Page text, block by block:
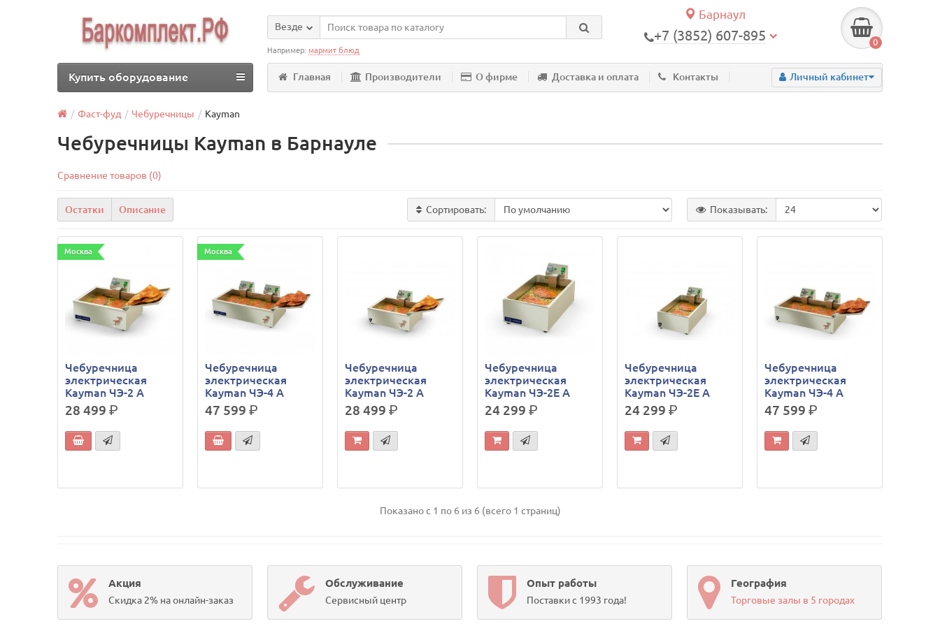
Барнаул
+7 (3852) 607-895 0
Везде
Например:мармит блюд
Главная Производители О фирме Доставка и оплата Контакты Личный кабинет
Купить оборудование
Фаст-фуд Чебуречницы Kayman
Чебуречницы Kayman в Барнауле
Сравнение товаров (0)
Остатки Описание Сортировать: Показывать:
Москва
Чебуречница
электрическая
Kayman ЧЭ-2 А
28 499р.
Москва
Чебуречница
электрическая
Kayman ЧЭ-4 А
47 599р.
Чебуречница
электрическая
Kayman ЧЭ-2 А
28 499р.
Чебуречница
электрическая
Kayman ЧЭ-2Е А
24 299 р.
Чебуречница
электрическая
Kayman ЧЭ-2Е А
24 299 р.
Чебуречница
электрическая
Kayman ЧЭ-4 А
47 599 р.
Показано с 1 по 6 из 6 (всего 1 страниц)
Акция
Скидка 2% на онлайн-заказ
Обслуживание
Сервисный центр
Опыт работы
Поставки с 1993 года!
География
Торговые залы в 5 городах